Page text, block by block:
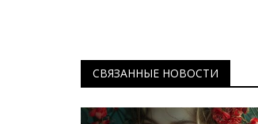
СВЯЗАННЫЕ НОВОСТИ